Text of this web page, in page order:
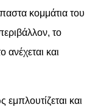
κομμάτια του
το
ανέχεται και
και